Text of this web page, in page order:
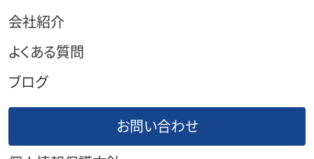
会社紹介
よくある質問
ブログ
お問い合わせ